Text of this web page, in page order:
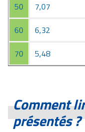
50
7,07
60
6,32
70
5,48
Comment
présentés ?